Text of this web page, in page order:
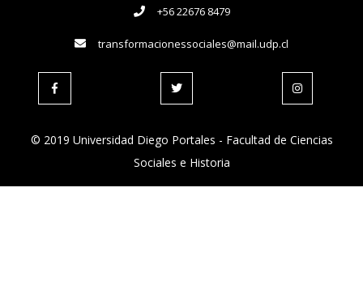
+56 22676 8479
transformacionessociales@mail.udp.cl
© 2019 Universidad Diego Portales - Facultad de Ciencias
Sociales e Historia